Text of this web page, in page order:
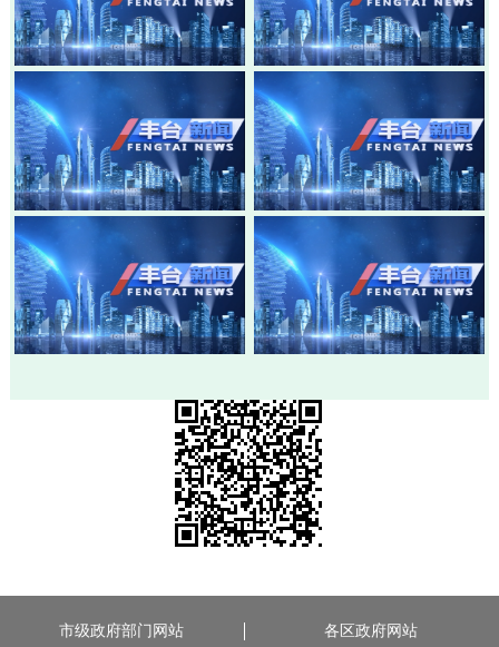
20260805-丰台新闻
20260803-丰台新闻
20260730-丰台新闻
20260728-丰台新闻
20260724-丰台新闻
市级政府部门网站 各区政府网站